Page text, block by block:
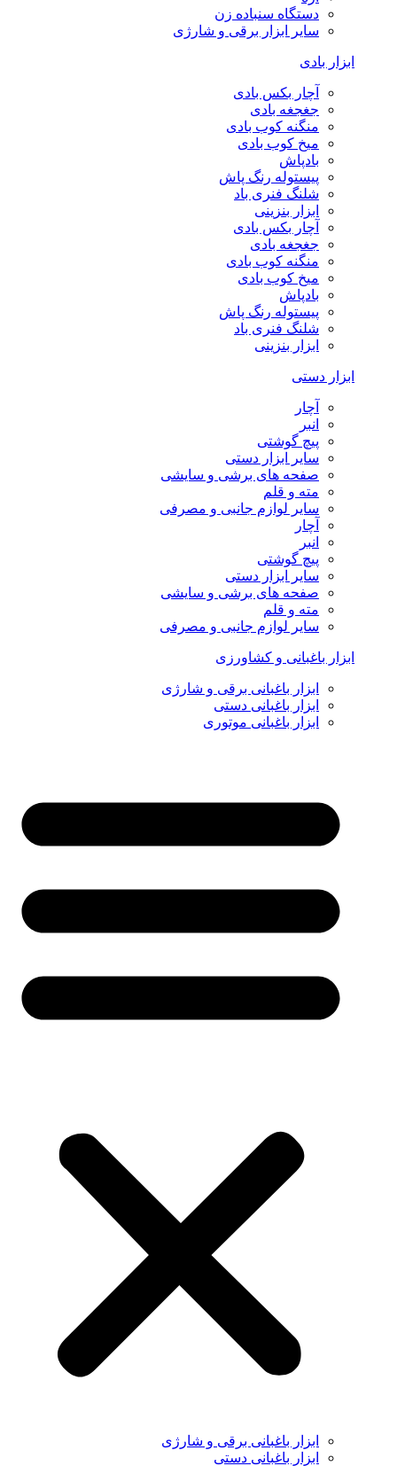
دستگاه سنباده زن
سایر ابزار برقی و شارژی
ابزار بادی
آچار بکس بادی
جغجغه بادی
منگنه کوب بادی
میخ کوب بادی
بادپاش
پیستوله رنگ پاش
شلنگ فنری باد
ابزار بنزینی
آچار بکس بادی
جغجغه بادی
منگنه کوب بادی
میخ کوب بادی
بادپاش
پیستوله رنگ پاش
شلنگ فنری باد
ابزار بنزینی
ابزار دستی
آچار
انبر
پیچ گوشتی
سایر ابزار دستی
صفحه های برشی و سایشی
مته و قلم
سایر لوازم جانبی و مصرفی
آچار
انبر
پیچ گوشتی
سایر ابزار دستی
صفحه های برشی و سایشی
مته و قلم
سایر لوازم جانبی و مصرفی
ابزار باغبانی و کشاورزی
ابزار باغبانی برقی و شارژی
ابزار باغبانی دستی
ابزار باغبانی موتوری
ابزار باغبانی برقی و شارژی
ابزار باغبانی دستی